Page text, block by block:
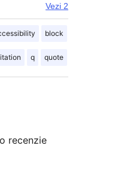
Vezi 2
block
q quote
recenzie